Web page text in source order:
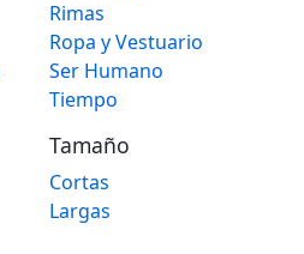
Rimas
Ropa y Vestuario
Ser Humano
Tiempo
Tamaño
Cortas
Largas